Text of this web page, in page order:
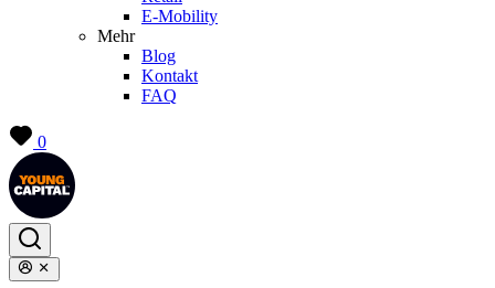
E-Mobility
Mehr
Blog
Kontakt
FAQ
0